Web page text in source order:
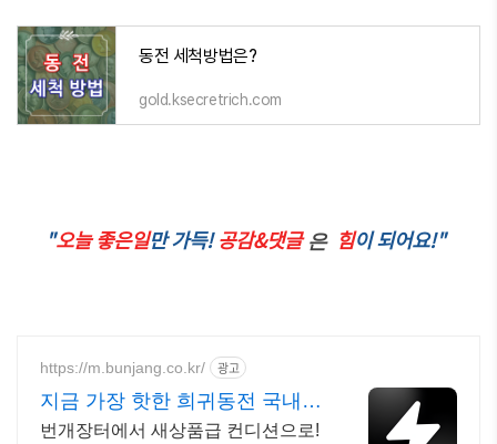
동전 세척방법은?
gold.ksecretrich.com
"오늘 좋은일만 가득!공감&댓글 은 힘이 되어요!"
https://m.bunjang.co.kr/ 광고
지금 가장 핫한 희귀동전 국내
최대 브랜드 중고거래
번개장터에서 새상품급 컨디션으로!